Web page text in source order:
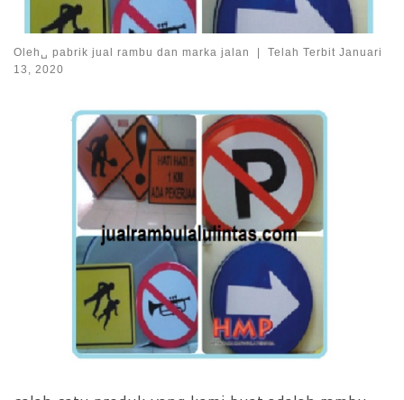
Oleh␣ pabrik jual rambu dan marka jalan Telah Terbit Januari
13, 2020